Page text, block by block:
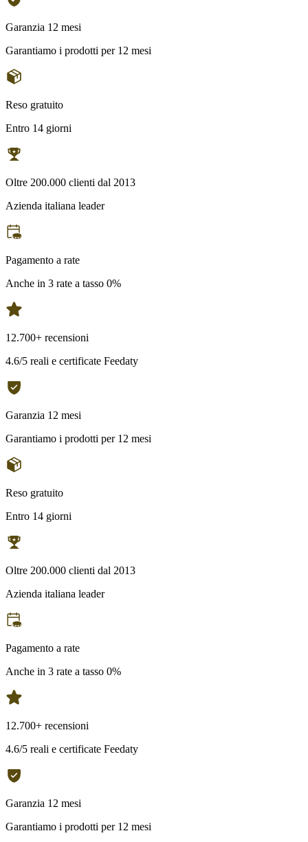
Garanzia 12 mesi
Garantiamo i prodotti per 12 mesi
Reso gratuito
Entro 14 giorni
Oltre 200.000 clienti dal 2013
Azienda italiana leader
Pagamento a rate
Anche in 3 rate a tasso 0%
12.700+ recensioni
4.6/5 reali e certificate Feedaty
Garanzia 12 mesi
Garantiamo i prodotti per 12 mesi
Reso gratuito
Entro 14 giorni
Oltre 200.000 clienti dal 2013
Azienda italiana leader
Pagamento a rate
Anche in 3 rate a tasso 0%
12.700+ recensioni
4.6/5 reali e certificate Feedaty
Garanzia 12 mesi
Garantiamo i prodotti per 12 mesi